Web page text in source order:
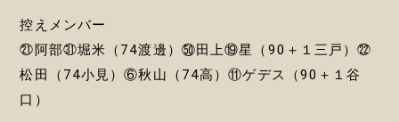
控えメンバー
㉑阿部㉛堀米（74渡邊）㊿田上⑲星（90＋１三戸）㉒
松田（74小見）⑥秋山（74高）⑪ゲデス（90＋１谷
口）